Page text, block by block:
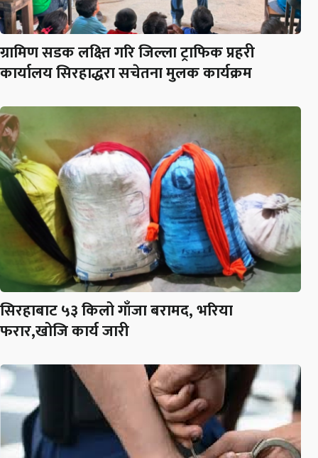
ग्रामिण सडक लक्ष्ति गरि जिल्ला ट्राफिक प्रहरी
कार्यालय सिरहाद्धरा सचेतना मुलक कार्यक्रम
सिरहाबाट ५३ किलो गाँजा बरामद, भरिया
फरार,खोजि कार्य जारी